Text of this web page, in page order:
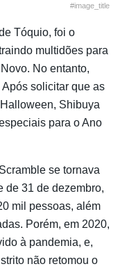
#image_title
Tóquio, foi o
multidões para
No entanto,
solicitar que as
Shibuya
para o Ano
se tornava
de 31 de dezembro,
mil pessoas, além
Porém, em 2020,
à pandemia, e,
não retomou o